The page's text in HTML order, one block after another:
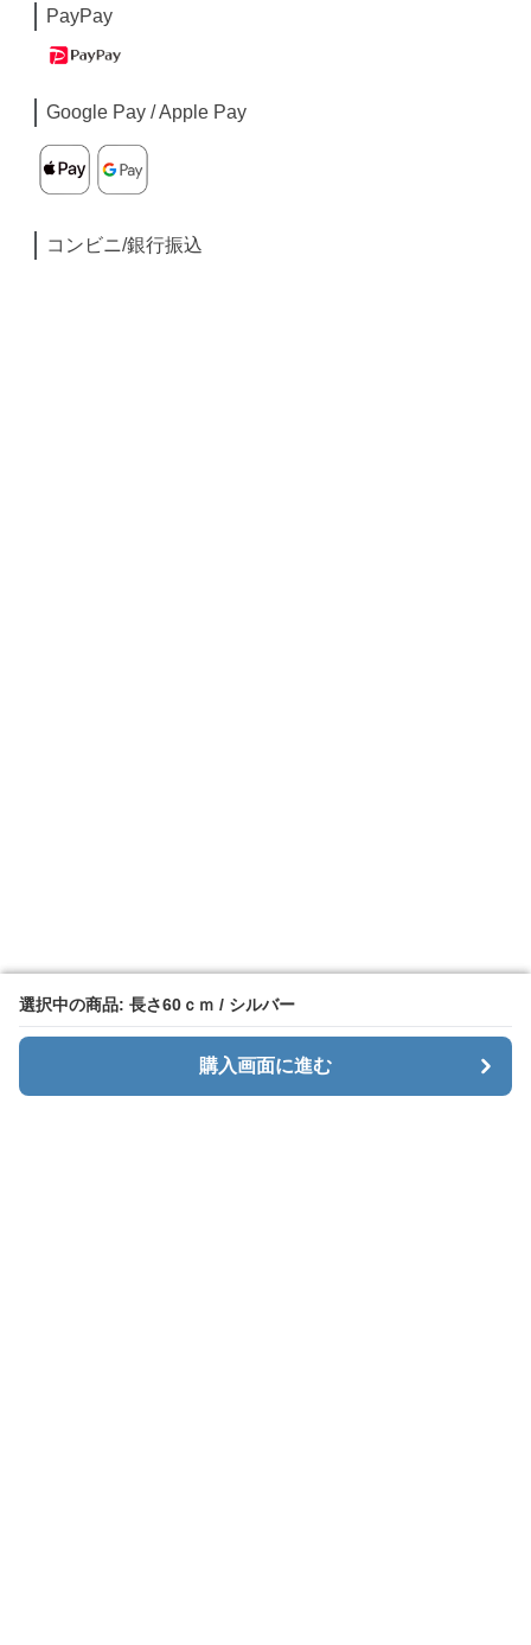
選択中の商品: 長さ60ｃｍ / シルバー
購入画面に進む
選択中の商品: 長さ60ｃｍ / シルバー
購入画面に進む
PayPay
Google Pay / Apple Pay
コンビニ/銀行振込